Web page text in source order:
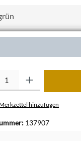
/ rosa
hinzufügen
137907